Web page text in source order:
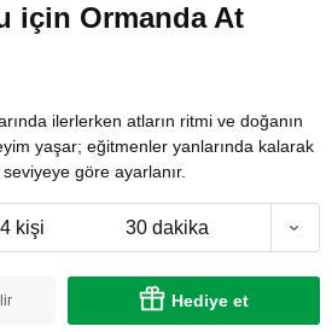
için Ormanda At
ilerlerken atların ritmi ve doğanın
yaşar; eğitmenler yanlarında kalarak
göre ayarlanır.
4 kişi 30 dakika
Hediye et